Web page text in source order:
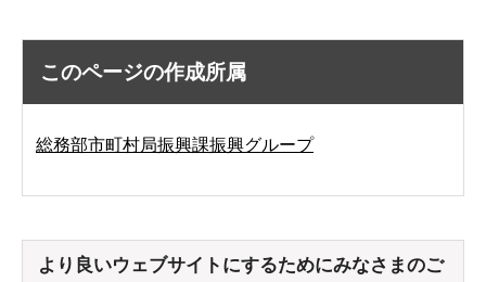
このページの作成所属
総務部市町村局振興課振興グループ
より良いウェブサイトにするためにみなさまのご